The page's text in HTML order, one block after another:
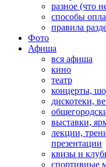
разное (что
способы
правила
Фото
Афиша
вся афиша
кино
театр
концерты,
дискотеки,
выставки,
лекции,
презентации
квизы и
спортивные